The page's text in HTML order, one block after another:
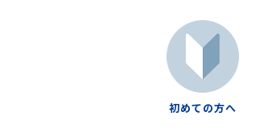
初めての方へ